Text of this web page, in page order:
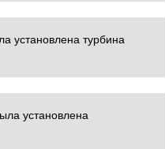
установлена турбина
установлена